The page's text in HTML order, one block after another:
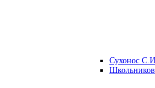
Сухонос